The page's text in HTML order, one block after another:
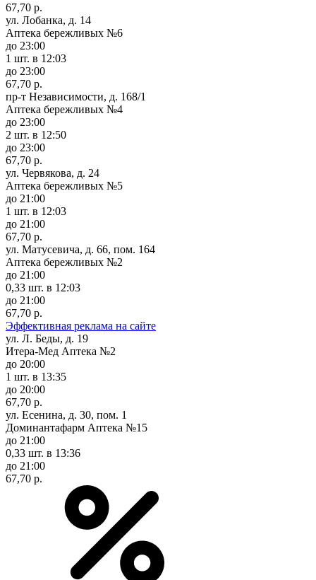
67,70 р.
ул. Лобанка, д. 14
Аптека бережливых №6
до 23:00
1 шт. в 12:03
до 23:00
67,70 р.
пр-т Независимости, д. 168/1
Аптека бережливых №4
до 23:00
2 шт. в 12:50
до 23:00
67,70 р.
ул. Червякова, д. 24
Аптека бережливых №5
до 21:00
1 шт. в 12:03
до 21:00
67,70 р.
ул. Матусевича, д. 66, пом. 164
Аптека бережливых №2
до 21:00
0,33 шт. в 12:03
до 21:00
67,70 р.
Эффективная реклама на сайте
ул. Л. Беды, д. 19
Итера-Мед Аптека №2
до 20:00
1 шт. в 13:35
до 20:00
67,70 р.
ул. Есенина, д. 30, пом. 1
Доминантафарм Аптека №15
до 21:00
0,33 шт. в 13:36
до 21:00
67,70 р.